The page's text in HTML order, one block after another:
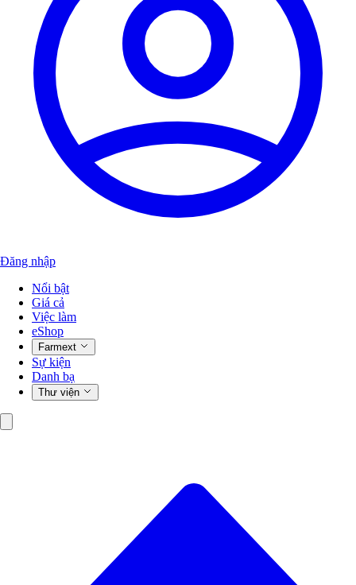
Đăng nhập
Nổi bật
Giá cả
Việc làm
eShop
Farmext
Sự kiện
Danh bạ
Thư viện